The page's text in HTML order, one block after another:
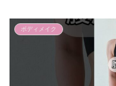
ボディメイク